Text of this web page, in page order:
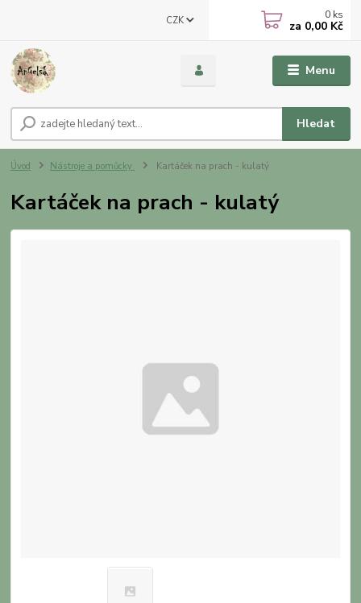
Menu
CZK
Hledat
0 ks
za 0,00 Kč
Úvod Nástroje a pomůcky Kartáček na prach - kulatý
Kartáček na prach - kulatý